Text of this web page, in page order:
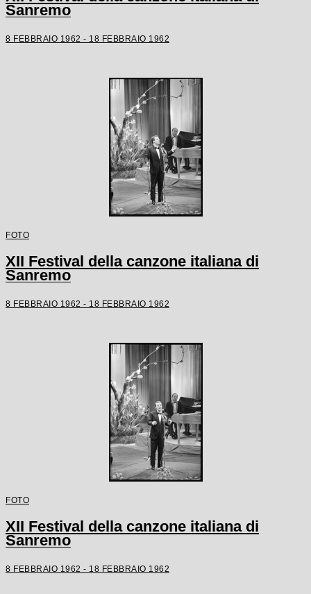
Sanremo
8 FEBBRAIO 1962 - 18 FEBBRAIO 1962
FOTO
XII Festival della canzone italiana di
Sanremo
8 FEBBRAIO 1962 - 18 FEBBRAIO 1962
FOTO
XII Festival della canzone italiana di
Sanremo
8 FEBBRAIO 1962 - 18 FEBBRAIO 1962